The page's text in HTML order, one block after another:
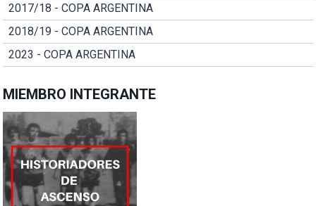
2017/18 - COPA ARGENTINA
2018/19 - COPA ARGENTINA
2023 - COPA ARGENTINA
MIEMBRO INTEGRANTE